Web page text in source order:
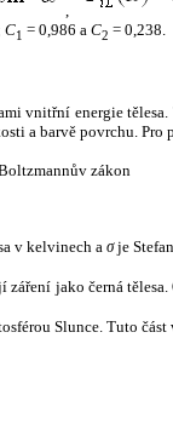
,
C1 = 0,986 a C2 = 0,238.
vnitřní energie
a barvě povrchu.
zákon
v kelvinech aσje
jako černá
Slunce. Tuto